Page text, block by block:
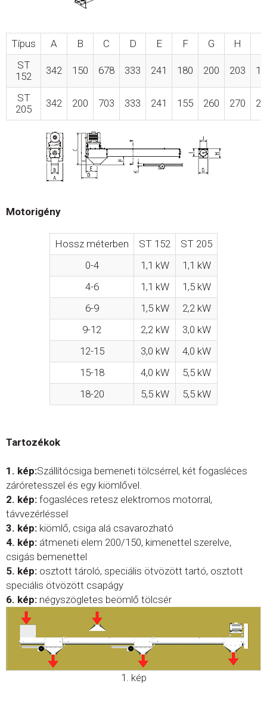
Típus A B C D E F G H
ST
152
342 150 678 333 241 180 200 203
ST
205
342 200 703 333 241 155 260 270
Motorigény
Hossz méterben ST 152
ST 205
0-4
1,1 kW
1,1 kW
4-6
1,1 kW
1,5 kW
6-9
1,5 kW
2,2 kW
9-12
2,2 kW
3,0 kW
12-15
3,0 kW
4,0 kW
15-18
4,0 kW
5,5 kW
18-20
5,5 kW 5,5 kW
Tartozékok
1. kép:Szállítócsiga bemeneti tölcsérrel, két fogasléces
záróretesszel és egy kiömlővel.
2. kép: fogasléces retesz elektromos motorral,
távvezérléssel
3. kép: kiömlő, csiga alá csavarozható
4. kép: átmeneti elem 200/150, kimenettel szerelve,
csigás bemenettel
5. kép: osztott tároló, speciális ötvözött tartó, osztott
speciális ötvözött csapágy
6. kép: négyszögletes beömlő tölcsér
1. kép